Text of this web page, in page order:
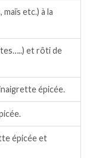
etc.) à la
et rôti de
épicée.
épicée et